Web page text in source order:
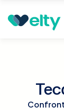
Prenota visita